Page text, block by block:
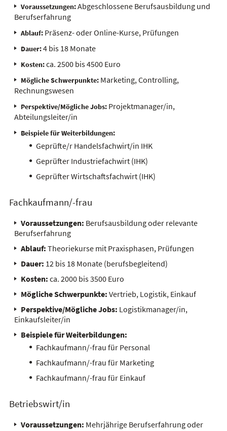
Voraussetzungen:Abgeschlossene Berufsausbildung und
Berufserfahrung
Ablauf: Präsenz- oder Online-Kurse, Prüfungen
Dauer:4 bis 18 Monate
Kosten:ca. 2500 bis 4500 Euro
Mögliche Schwerpunkte: Marketing, Controlling,
Rechnungswesen
Perspektive/Mögliche Jobs: Projektmanager/in,
Abteilungsleiter/in
Beispiele für Weiterbildungen:
Geprüfte/r Handelsfachwirt/in IHK
Geprüfter Industriefachwirt (IHK)
Geprüfter Wirtschaftsfachwirt(IHK)
Fachkaufmann/-frau
Voraussetzungen: Berufsausbildung oder relevante
Berufserfahrung
Ablauf: Theoriekurse mit Praxisphasen, Prüfungen
Dauer: 12 bis 18 Monate (berufsbegleitend)
Kosten: ca. 2000 bis 3500 Euro
Mögliche Schwerpunkte: Vertrieb, Logistik, Einkauf
Perspektive/Mögliche Jobs: Logistikmanager/in,
Einkaufsleiter/in
Beispiele für Weiterbildungen:
Fachkaufmann/-frau für Personal
Fachkaufmann/-frau für Marketing
Fachkaufmann/-frau für Einkauf
Betriebswirt/in
Voraussetzungen: Mehrjährige Berufserfahrung oder